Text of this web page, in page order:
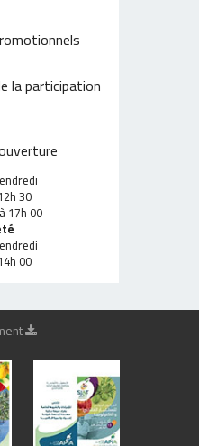
la participation
30
17h 00
00